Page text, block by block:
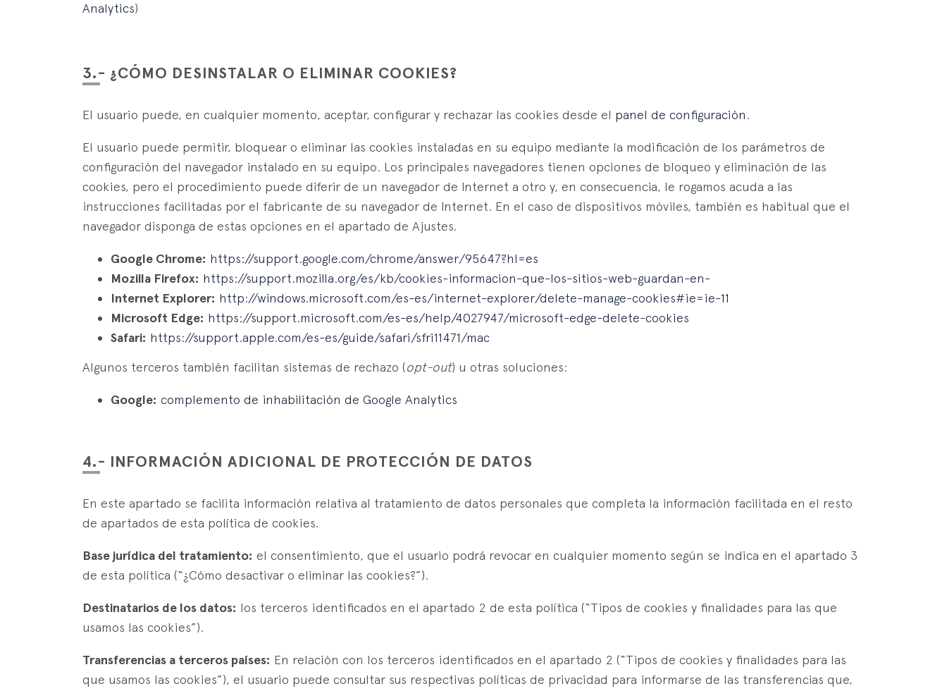
Analytics)
3.- ¿CÓMO DESINSTALAR O ELIMINAR COOKIES?
El usuario puede, en cualquier momento, aceptar, configurar y rechazar las cookies desde el panel de configuración.
El usuario puede permitir, bloquear o eliminar las cookies instaladas en su equipo mediante la modificación de los parámetros de
configuración del navegador instalado en su equipo. Los principales navegadores tienen opciones de bloqueo y eliminación de las
cookies, pero el procedimiento puede diferir de un navegador de Internet a otro y, en consecuencia, le rogamos acuda a las
instrucciones facilitadas por el fabricante de su navegador de Internet. En el caso de dispositivos móviles, también es habitual que el
navegador disponga de estas opciones en el apartado de Ajustes.
Google Chrome: https://support.google.com/chrome/answer/95647?hl=es
Mozilla Firefox: https://support.mozilla.org/es/kb/cookies-informacion-que-los-sitios-web-guardan-en-
Internet Explorer: http://windows.microsoft.com/es-es/internet-explorer/delete-manage-cookies#ie=ie-11
Microsoft Edge: https://support.microsoft.com/es-es/help/4027947/microsoft-edge-delete-cookies
Safari: https://support.apple.com/es-es/guide/safari/sfri11471/mac
Algunos terceros también facilitan sistemas de rechazo (opt-out) u otras soluciones:
Google: complemento de inhabilitación de Google Analytics
4.- INFORMACIÓN ADICIONAL DE PROTECCIÓN DE DATOS
En este apartado se facilita información relativa al tratamiento de datos personales que completa la información facilitada en el resto
de apartados de esta política de cookies.
Base jurídica del tratamiento: el consentimiento, que el usuario podrá revocar en cualquier momento según se indica en el apartado 3
de esta política (“¿Cómo desactivar o eliminar las cookies?”).
Destinatarios de los datos: los terceros identificados en el apartado 2 de esta política (“Tipos de cookies y finalidades para las que
usamos las cookies”).
Transferencias a terceros países: En relación con los terceros identificados en el apartado 2 (“Tipos de cookies y finalidades para las
que usamos las cookies”), el usuario puede consultar sus respectivas políticas de privacidad para informarse de las transferencias que,